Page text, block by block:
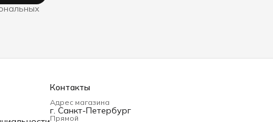
Контакты
Адрес магазина
г. Санкт-Петербург
Прямой